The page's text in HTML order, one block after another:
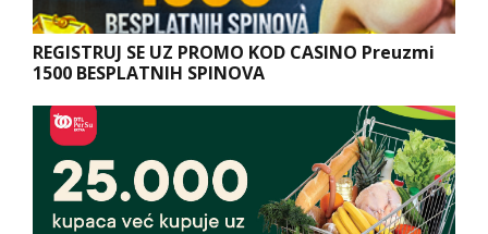
REGISTRUJ SE UZ PROMO KOD CASINO Preuzmi
1500 BESPLATNIH SPINOVA